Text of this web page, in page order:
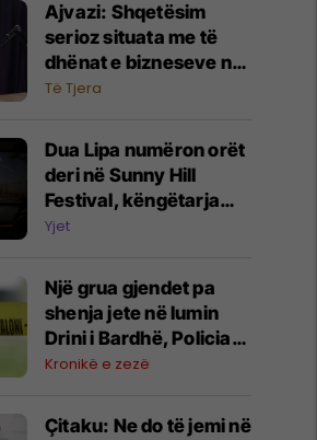
Ajvazi: Shqetësim
serioz situata me të
dhënat e bizneseve në
faqen e ARBK-së
Të Tjera
Dua Lipa numëron orët
deri në Sunny Hill
Festival, këngëtarja
viziton hapësirën e
Yjet
Një grua gjendet pa
shenja jete në lumin
Drini i Bardhë, Policia
nis hetimet
Kronikë e zezë
Çitaku: Ne do të jemi në